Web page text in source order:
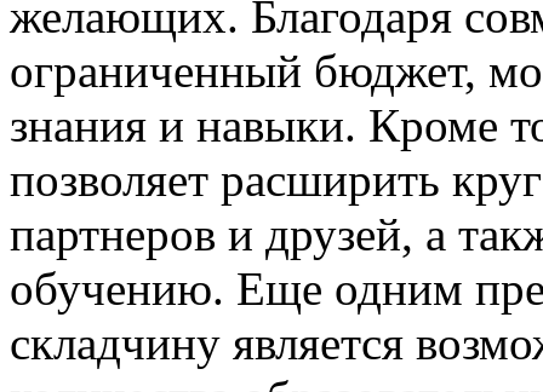
желающих. Благодаря
ограниченный бюджет,
знания и навыки. Кроме
позволяет расширить
партнеров и друзей, а
обучению. Еще одним
складчину является